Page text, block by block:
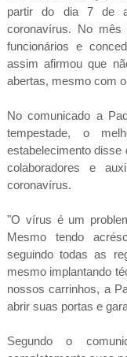
partir do dia 7 de
coronavírus. No mês
funcionários e
assim afirmou que
abertas, mesmo com
No comunicado a
tempestade, o
estabelecimento
colaboradores e
coronavírus.
"O vírus é um
Mesmo tendo
seguindo todas as
mesmo implantando
nossos carrinhos, a
abrir suas portas e
Segundo o